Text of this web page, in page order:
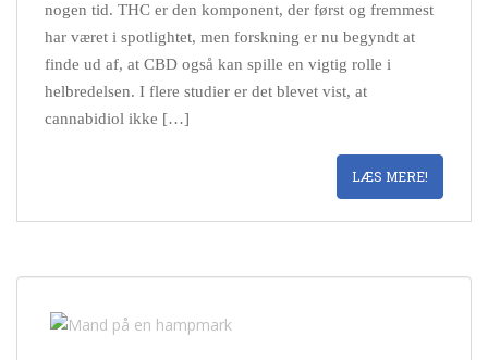
nogen tid. THC er den komponent, der først og fremmest
har været i spotlightet, men forskning er nu begyndt at
finde ud af, at CBD også kan spille en vigtig rolle i
helbredelsen. I flere studier er det blevet vist, at
cannabidiol ikke […]
LÆS MERE!